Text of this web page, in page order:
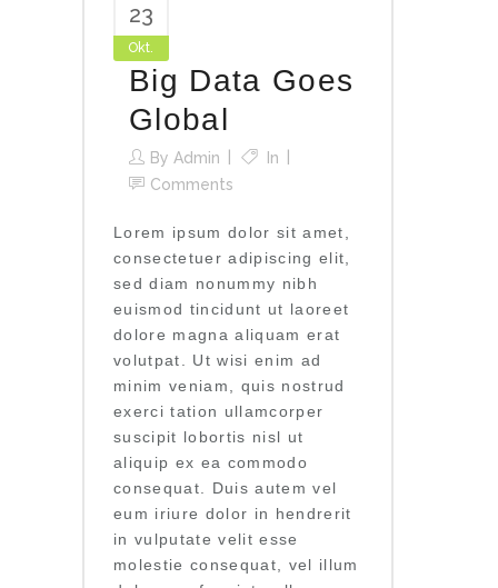
23
Okt.
Big Data Goes
Global
By Admin
In
Comments
Lorem ipsum dolor sit amet,
consectetuer adipiscing elit,
sed diam nonummy nibh
euismod tincidunt ut laoreet
dolore magna aliquam erat
volutpat. Ut wisi enim ad
minim veniam, quis nostrud
exerci tation ullamcorper
suscipit lobortis nisl ut
aliquip ex ea commodo
consequat. Duis autem vel
eum iriure dolor in hendrerit
in vulputate velit esse
molestie consequat, vel illum